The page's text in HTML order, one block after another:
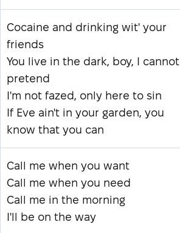
Cocaine and drinking wit' your
friends
You live in the dark, boy, I cannot
pretend
I'm not fazed, only here to sin
If Eve ain't in your garden, you
know that you can
Call me when you want
Call me when you need
Call me in the morning
I'll be on the way